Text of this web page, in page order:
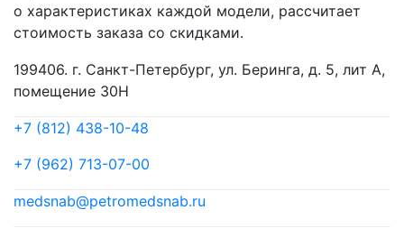
о характеристиках каждой модели, рассчитает
стоимость заказа со скидками.
199406. г. Санкт-Петербург, ул. Беринга, д. 5, лит А,
помещение 30Н
+7 (812) 438-10-48
+7 (962) 713-07-00
medsnab@petromedsnab.ru